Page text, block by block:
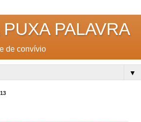
PUXA PALAVRA
de convívio
▼